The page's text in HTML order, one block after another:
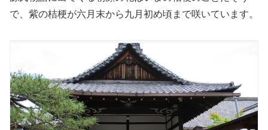
で、紫の桔梗が六月末から九月初め頃まで咲いています。